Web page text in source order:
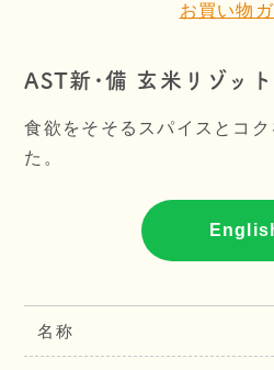
お買い物
AST新･備 玄米リゾッ
食欲をそそるスパイスとコ
た。
名称